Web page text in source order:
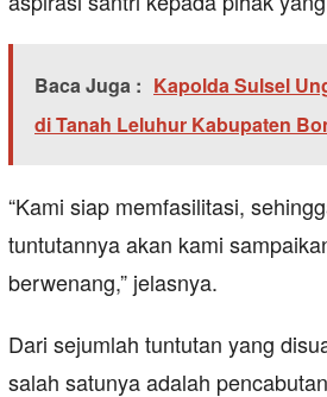
Baca Juga : Kapolda Sulsel
di Tanah Leluhur Kabupaten
“Kami siap memfasilitasi,
tuntutannya akan kami
berwenang,” jelasnya.
Dari sejumlah tuntutan yang
salah satunya adalah